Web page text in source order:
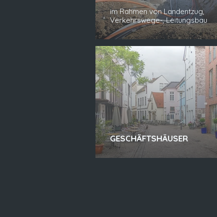
im Rahmen von Landentzug,
Verkehrswege-, Leitungsbau
GESCHÄFTSHÄUSER